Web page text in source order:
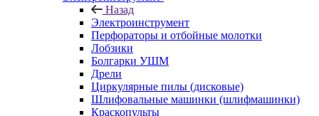
Назад
Электроинструмент
Перфораторы и отбойные молотки
Лобзики
Болгарки УШМ
Дрели
Циркулярные пилы (дисковые)
Шлифовальные машинки (шлифмашинки)
Краскопульты